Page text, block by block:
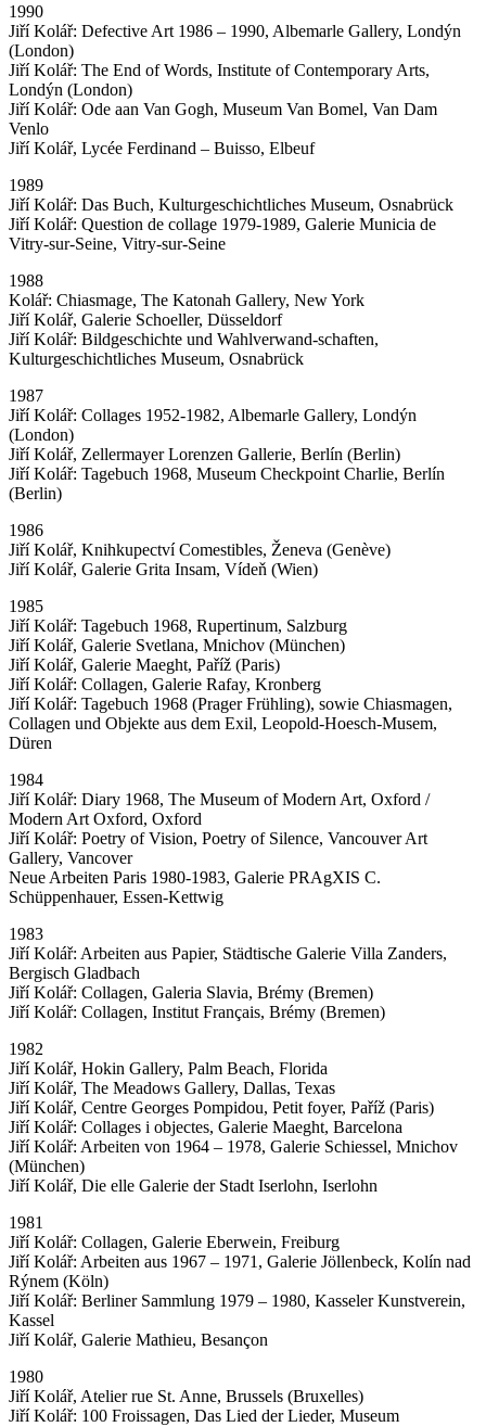
1990
Jiří Kolář: Defective Art 1986 – 1990, Albemarle Gallery, Londýn
(London)
Jiří Kolář: The End of Words, Institute of Contemporary Arts,
Londýn (London)
Jiří Kolář: Ode aan Van Gogh, Museum Van Bomel, Van Dam
Venlo
Jiří Kolář, Lycée Ferdinand – Buisso, Elbeuf
1989
Jiří Kolář: Das Buch, Kulturgeschichtliches Museum, Osnabrück
Jiří Kolář: Question de collage 1979-1989, Galerie Municia de
Vitry-sur-Seine, Vitry-sur-Seine
1988
Kolář: Chiasmage, The Katonah Gallery, New York
Jiří Kolář, Galerie Schoeller, Düsseldorf
Jiří Kolář: Bildgeschichte und Wahlverwand-schaften,
Kulturgeschichtliches Museum, Osnabrück
1987
Jiří Kolář: Collages 1952-1982, Albemarle Gallery, Londýn
(London)
Jiří Kolář, Zellermayer Lorenzen Gallerie, Berlín (Berlin)
Jiří Kolář: Tagebuch 1968, Museum Checkpoint Charlie, Berlín
(Berlin)
1986
Jiří Kolář, Knihkupectví Comestibles, Ženeva (Genève)
Jiří Kolář, Galerie Grita Insam, Vídeň (Wien)
1985
Jiří Kolář: Tagebuch 1968, Rupertinum, Salzburg
Jiří Kolář, Galerie Svetlana, Mnichov (München)
Jiří Kolář, Galerie Maeght, Paříž (Paris)
Jiří Kolář: Collagen, Galerie Rafay, Kronberg
Jiří Kolář: Tagebuch 1968 (Prager Frühling), sowie Chiasmagen,
Collagen und Objekte aus dem Exil, Leopold-Hoesch-Musem,
Düren
1984
Jiří Kolář: Diary 1968, The Museum of Modern Art, Oxford /
Modern Art Oxford, Oxford
Jiří Kolář: Poetry of Vision, Poetry of Silence, Vancouver Art
Gallery, Vancover
Neue Arbeiten Paris 1980-1983, Galerie PRAgXIS C.
Schüppenhauer, Essen-Kettwig
1983
Jiří Kolář: Arbeiten aus Papier, Städtische Galerie Villa Zanders,
Bergisch Gladbach
Jiří Kolář: Collagen, Galeria Slavia, Brémy (Bremen)
Jiří Kolář: Collagen, Institut Français, Brémy (Bremen)
1982
Jiří Kolář, Hokin Gallery, Palm Beach, Florida
Jiří Kolář, The Meadows Gallery, Dallas, Texas
Jiří Kolář, Centre Georges Pompidou, Petit foyer, Paříž (Paris)
Jiří Kolář: Collages i objectes, Galerie Maeght, Barcelona
Jiří Kolář: Arbeiten von 1964 – 1978, Galerie Schiessel, Mnichov
(München)
Jiří Kolář, Die elle Galerie der Stadt Iserlohn, Iserlohn
1981
Jiří Kolář: Collagen, Galerie Eberwein, Freiburg
Jiří Kolář: Arbeiten aus 1967 – 1971, Galerie Jöllenbeck, Kolín nad
Rýnem (Köln)
Jiří Kolář: Berliner Sammlung 1979 – 1980, Kasseler Kunstverein,
Kassel
Jiří Kolář, Galerie Mathieu, Besançon
1980
Jiří Kolář, Atelier rue St. Anne, Brussels (Bruxelles)
Jiří Kolář: 100 Froissagen, Das Lied der Lieder, Museum